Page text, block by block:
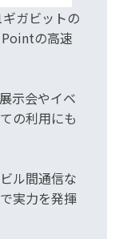
ガビットの
の高速
示会やイベ
の利用にも
ル間通信な
実力を発揮